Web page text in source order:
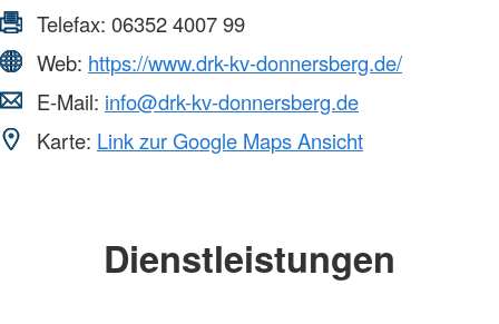
Telefax: 06352 4007 99
Web: https://www.drk-kv-donnersberg.de/
E-Mail: info@drk-kv-donnersberg.de
Karte: Link zur Google Maps Ansicht
Dienstleistungen